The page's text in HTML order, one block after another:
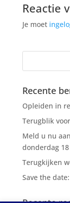
Reactie
Je moet
Recente
Opleiden in
Terugblik
Meld u nu
donderdag
Terugkijken
Save the